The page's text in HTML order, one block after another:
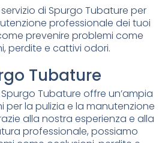
di Spurgo Tubature per
professionale dei tuoi
prevenire problemi come
perdite e cattivi odori.
Tubature
Tubature offre un’ampia
per la pulizia e la manutenzione
alla nostra esperienza e alla
professionale, possiamo